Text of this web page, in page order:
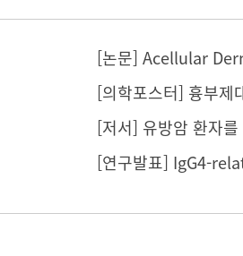
[의학포스터] 흉부제
[저서] 유방암 환자